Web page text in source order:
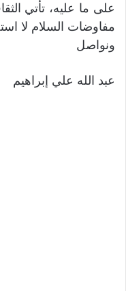
على ما عليه، تأتي
مفاوضات السلام لا
ونواصل
عبد الله علي إبراهيم